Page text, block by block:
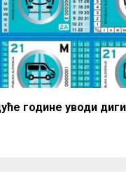
године уводи